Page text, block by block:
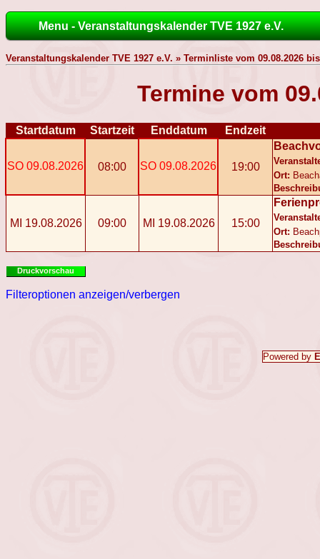
Menu - Veranstaltungskalender TVE 1927 e.V.
Veranstaltungskalender TVE 1927 e.V. » Terminliste vom 09.08.2026
Termine vom
Startdatum Startzeit Enddatum Endzeit
SO 09.08.2026 08:00 SO 09.08.2026 19:00
Ort:
MI 19.08.2026 09:00 MI 19.08.2026 15:00
Ort:
Druckvorschau
Filteroptionen anzeigen/verbergen
Powered by